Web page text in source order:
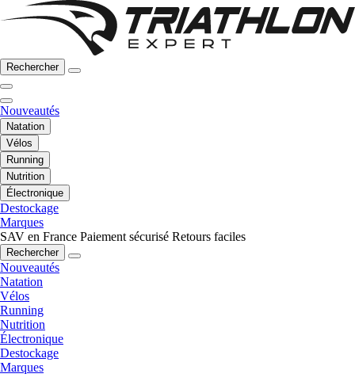
Rechercher
Nouveautés
Natation
Vélos
Running
Nutrition
Électronique
Destockage
Marques
SAV en France Paiement sécurisé Retours faciles
Rechercher
Nouveautés
Natation
Vélos
Running
Nutrition
Électronique
Destockage
Marques